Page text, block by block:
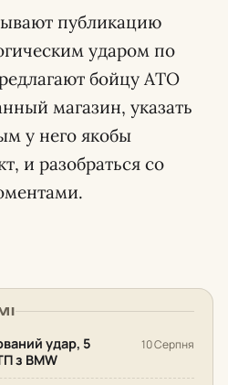
публикацию
ударом по
бойцу АТО
магазин, указать
у него якобы
и разобраться со
удар, 5
з BMW
10 Серпня